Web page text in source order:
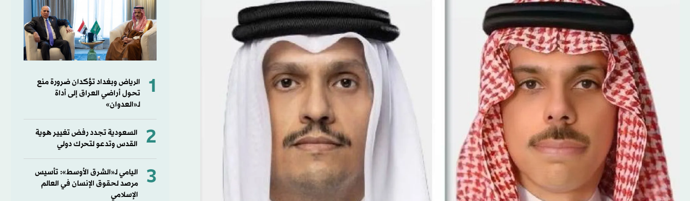
1
الرياض وبغداد تؤكدان ضرورة منع
تحول أراضي العراق إلى أداة
لـ«العدوان»
2
السعودية تجدد رفض تغيير هوية
القدس وتدعو لتحرك دولي
3
اليامي لـ«الشرق الأوسط»: تأسيس
مرصد لحقوق الإنسان في العالم
الإسلامي